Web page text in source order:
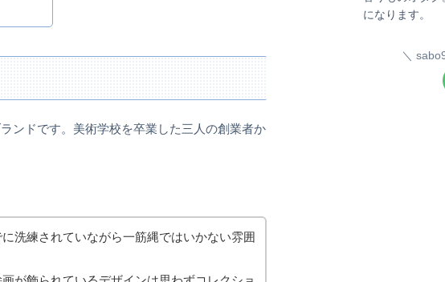
ンドです。美術学校を卒業した三人の創業者か
洗練されていながら一筋縄ではいかない雰囲
になります。